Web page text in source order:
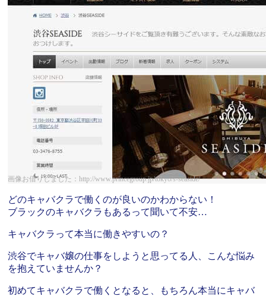
画像お借りしました：http://www.princegroup.jp/tokyo/s-seaside/
どのキャバクラで働くのが良いのかわからない！
ブラックのキャバクラもあるって聞いて不安…
キャバクラって本当に働きやすいの？
渋谷でキャバ嬢の仕事をしようと思ってる人、こんな悩み
を抱えていませんか？
初めてキャバクラで働くとなると、もちろん本当にキャバ